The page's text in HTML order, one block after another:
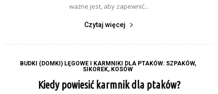
ważne jest, aby zapewnić...
Czytaj więcej
BUDKI (DOMKI) LĘGOWE I KARMNIKI DLA PTAKÓW: SZPAKÓW,
SIKOREK, KOSÓW
Kiedy powiesić karmnik dla ptaków?